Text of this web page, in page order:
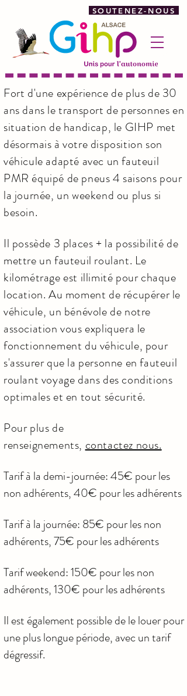
SOUTENEZ-NOUS
Fort d'une expérience de plus de 30
ans dans le transport de personnes en
situation de handicap, le GIHP met
désormais à votre disposition son
véhicule adapté avec un fauteuil
PMR équipé de pneus 4 saisons pour
la journée, un weekend ou plus si
besoin.
Il possède 3 places + la possibilité de
mettre un fauteuil roulant. Le
kilométrage est illimité pour chaque
location. Au moment de récupérer le
véhicule, un bénévole de notre
association vous expliquera le
fonctionnement du véhicule, pour
s'assurer que la personne en fauteuil
roulant voyage dans des conditions
optimales et en tout sécurité.
Pour plus de
renseignements,contactez nous.
Tarif à la demi-journée: 45€ pour les
non adhérents, 40€ pour les adhérents
Tarif à la journée: 85€ pour les non
adhérents, 75€ pour les adhérents
Tarif weekend: 150€ pour les non
adhérents, 130€ pour les adhérents
Il est également possible de le louer pour
une plus longue période, avec un tarif
dégressif.